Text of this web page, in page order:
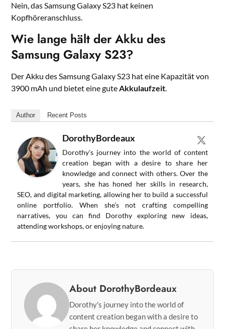
Nein, das Samsung Galaxy S23 hat keinen
Kopfhöreranschluss.
Wie lange hält der Akku des
Samsung Galaxy S23?
Der Akku des Samsung Galaxy S23 hat eine Kapazität von
3900 mAh und bietet eine guteAkkulaufzeit.
Author Recent Posts
DorothyBordeaux
Dorothy's journey into the world of content
creation began with a desire to share her
knowledge and connect with others. Over the
years, she has honed her skills in research,
SEO, and digital marketing, allowing her to build a successful
online portfolio. When she’s not crafting compelling
narratives, you can find Dorothy exploring new ideas,
attending workshops, or enjoying nature.
About DorothyBordeaux
Dorothy's journey into the world of
content creation began with a desire to